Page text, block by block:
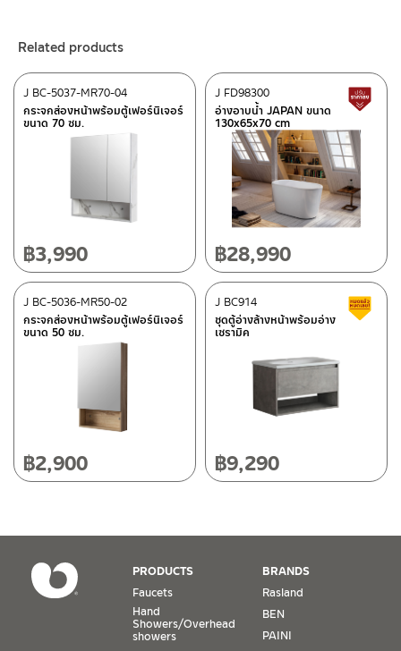
สามารถเก็บของที่ใช้ประจำวัน วางสิ่งของที่มีความสูง หรือ กว้าง ทำให้
เนื่องจาก บานเปิด ไม่มีมือจับ ผลิตจากวัสดุ PLYWOOD ปิดผิวด้วย เม
ลามีนวีเนีย สีดำ สามารถกันน้ำ
หรือ กันชื้นได้ โดยมาพร้อมชุดน๊อตยึดเข้ากำแพง
ใช้ต่อเนื่องได้กับสินค้า ก๊อกอ่างล้างหน้า , ท่อน้ำทิ้ง , สายน้ำดี, สต๊อ
3.4 วัดความสูงจากพื้นที่จะติดตั้งตู้ วัดจากพพื้น 85-90 ซม. ที่แนะนำ
Installation preparation
3.1 Be careful when moving the heavy objects. Please ask
for assistant.
3.2 The wall must be flat and built in vertically balance. The
wall must be strong and thick enough to hold the cabinet
and ceramic basic.
3.3 The standard height of the drain hole should be around
3.4 The standard height of the basin should be around 89-90
cms. from the ground.
ก่อนการติดตั้ง
กรุณา อ่านคู่มือและคำเตือนต่างๆในคู่มือด้านบน หากพบความแปลก
ปลอม หรือ สินค้าชำรุด เสียหาย อย่าเพิ่งติดตั้ง กรุณาติกต่อร้านค้าที่ซื้อ
It is important that product is unpacked and inspected for
correct. If any of the above is apparent, do not proceed
with this installation, and immediately contact the store of
1.2 DO not scrub by using hard or rough objects on the
ceramic or cabinet.
ข้อแนะนำในการดูแลรักษา
2.1 ระวังอย่าทิ้งคราบไว้สกปรกไว้บนพื้นผิวสุขภัณฑ์เป็นเวลานาน
2.2 เทคนิคการทำความสะอาดที่ดีคือล้างน้ำ ทำความความสะอาดและเช็ค
2.3 เพื่อยืดอายุการใช้งานที่ยาวนาน ควรติดตั้งในโซนที่แห้งหรือไม่ควร
2.1 Do not leave stain on the cabinet or ceramic basin for
long time.
2.2 Please use normal water to clean the basin and the
cabinet and wipe to dry after each use.
2.3 To maintain the cabinet in a good condition, do not put
the cabinet soak with water. Do put in a dry place.
After Sales Service Center – Bangkok
662/61-62 Rama 3 Road, Bangpongpang, Yannawa,
Tel: 02-358-0080 / 080-075-8668 / 091-545-0556
After Sales Service Center Chiangmai
118/33 Onsirin M.8, Sunpuloey, Doysaked, Chaingmai 50220
Operating Time
Monday – Friday 8:30-17:30 hrs.
Saturday 8:30-15:00 hrs.
Closed on Sunday and Special / Public Holidays
1. A proof of purchase, or seller’s receipt, shall be required
to validate product warranty which will be checked against
the date of purchase. In the absence of such proof of
purchase, no warranty claims can be made.
– Shopee
–Lazada
ติดต่อพนักงานขาย / Contact Sales Staff
Tel: 02-285-5795
ติดต่อ ชาญไพบูลย์ / Contact Us Click Here
Related products
กระจกส่องหน้าพร้อมตู้เฟอร์นิเจอร์
ขนาด 70 ซม.
J BC-5037-MR70-04
฿3,990
อ่างอาบน้ำ JAPAN ขนาด
130x65x70 cm
J FD98300
฿28,990
กระจกส่องหน้าพร้อมตู้เฟอร์นิเจอร์
ขนาด 50 ซม.
J BC-5036-MR50-02
฿2,900
ชุดตู้อ่างล้างหน้าพร้อมอ่าง
เซรามิค
J BC914
฿9,290
PRODUCTS
Faucets
Hand
Showers/Overhead
showers
BRANDS
Rasland
BEN
PAINI